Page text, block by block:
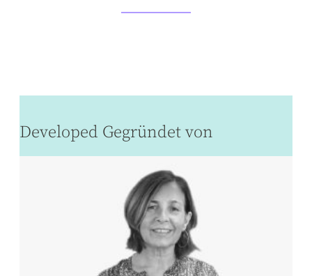
Developed Gegründet von